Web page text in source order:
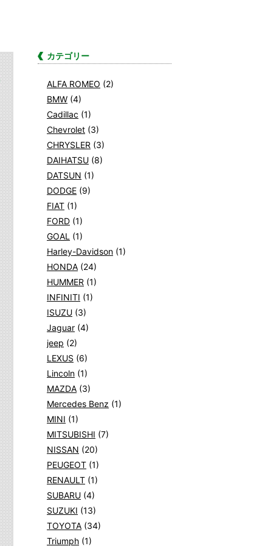
カテゴリー
ALFA ROMEO (2)
BMW (4)
Cadillac (1)
Chevrolet (3)
CHRYSLER (3)
DAIHATSU (8)
DATSUN (1)
DODGE (9)
FIAT (1)
FORD (1)
GOAL (1)
Harley-Davidson (1)
HONDA (24)
HUMMER (1)
INFINITI (1)
ISUZU (3)
Jaguar (4)
jeep (2)
LEXUS (6)
Lincoln (1)
MAZDA (3)
Mercedes Benz (1)
MINI (1)
MITSUBISHI (7)
NISSAN (20)
PEUGEOT (1)
RENAULT (1)
SUBARU (4)
SUZUKI (13)
TOYOTA (34)
Triumph (1)